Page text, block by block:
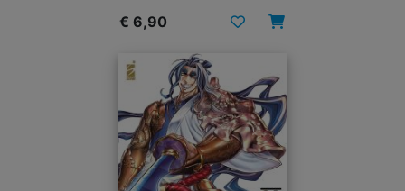
€ 6,90